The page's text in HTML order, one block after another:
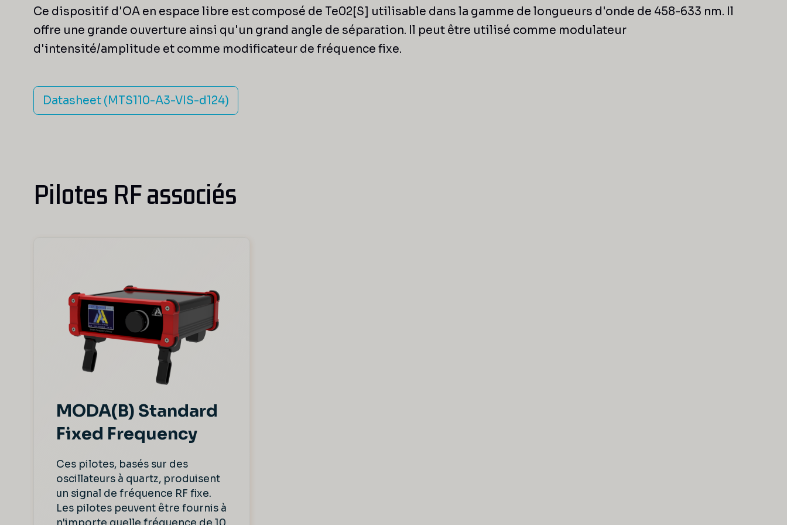
Ce dispositif d'OA en espace libre est composé de Te02[S] utilisable dans la gamme de longueurs d'onde de 458-633 nm. Il
offre une grande ouverture ainsi qu'un grand angle de séparation. Il peut être utilisé comme modulateur
d'intensité/amplitude et comme modificateur de fréquence fixe.
Datasheet (MTS110-A3-VIS-d124)
Pilotes RF associés
MODA(B) Standard
Fixed Frequency
Ces pilotes, basés sur des
oscillateurs à quartz, produisent
un signal de fréquence RF fixe.
Les pilotes peuvent être fournis à